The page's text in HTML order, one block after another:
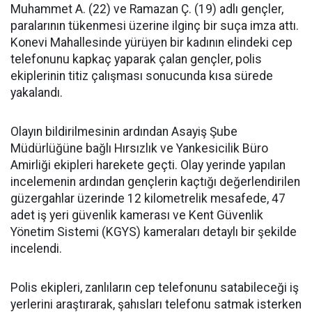
Muhammet A. (22) ve Ramazan Ç. (19) adlı gençler,
paralarının tükenmesi üzerine ilginç bir suça imza attı.
Konevi Mahallesinde yürüyen bir kadının elindeki cep
telefonunu kapkaç yaparak çalan gençler, polis
ekiplerinin titiz çalışması sonucunda kısa sürede
yakalandı.
Olayın bildirilmesinin ardından Asayiş Şube
Müdürlüğüne bağlı Hırsızlık ve Yankesicilik Büro
Amirliği ekipleri harekete geçti. Olay yerinde yapılan
incelemenin ardından gençlerin kaçtığı değerlendirilen
güzergahlar üzerinde 12 kilometrelik mesafede, 47
adet iş yeri güvenlik kamerası ve Kent Güvenlik
Yönetim Sistemi (KGYS) kameraları detaylı bir şekilde
incelendi.
Polis ekipleri, zanlıların cep telefonunu satabileceği iş
yerlerini araştırarak, şahısları telefonu satmak isterken